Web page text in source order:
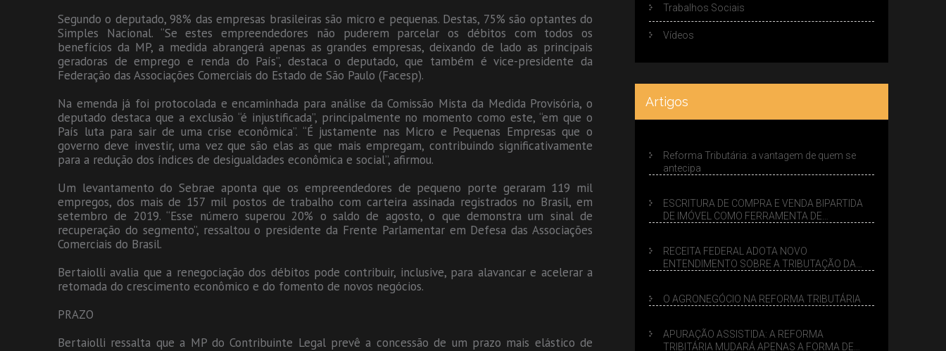
Segundo o deputado, 98% das empresas brasileiras são micro e pequenas. Destas, 75% são optantes do
Simples Nacional. “Se estes empreendedores não puderem parcelar os débitos com todos os
benefícios da MP, a medida abrangerá apenas as grandes empresas, deixando de lado as principais
geradoras de emprego e renda do País”, destaca o deputado, que também é vice-presidente da
Federação das Associações Comerciais do Estado de São Paulo (Facesp).
Na emenda já foi protocolada e encaminhada para análise da Comissão Mista da Medida Provisória, o
deputado destaca que a exclusão “é injustificada”, principalmente no momento como este, “em que o
País luta para sair de uma crise econômica”. “É justamente nas Micro e Pequenas Empresas que o
governo deve investir, uma vez que são elas as que mais empregam, contribuindo significativamente
para a redução dos índices de desigualdades econômica e social”, afirmou.
Um levantamento do Sebrae aponta que os empreendedores de pequeno porte geraram 119 mil
empregos, dos mais de 157 mil postos de trabalho com carteira assinada registrados no Brasil, em
setembro de 2019. “Esse número superou 20% o saldo de agosto, o que demonstra um sinal de
recuperação do segmento”, ressaltou o presidente da Frente Parlamentar em Defesa das Associações
Comerciais do Brasil.
Bertaiolli avalia que a renegociação dos débitos pode contribuir, inclusive, para alavancar e acelerar a
retomada do crescimento econômico e do fomento de novos negócios.
PRAZO
Bertaiolli ressalta que a MP do Contribuinte Legal prevê a concessão de um prazo mais elástico de
Trabalhos Sociais
Vídeos
Artigos
Reforma Tributária: a vantagem de quem se
antecipa
ESCRITURA DE COMPRA E VENDA BIPARTIDA
DE IMÓVEL COMO FERRAMENTA DE
RECEITA FEDERAL ADOTA NOVO
ENTENDIMENTO SOBRE A TRIBUTAÇÃO DA
O AGRONEGÓCIO NA REFORMA TRIBUTÁRIA
APURAÇÃO ASSISTIDA: A REFORMA
TRIBITÁRIA MUDARÁ APENAS A FORMA DE